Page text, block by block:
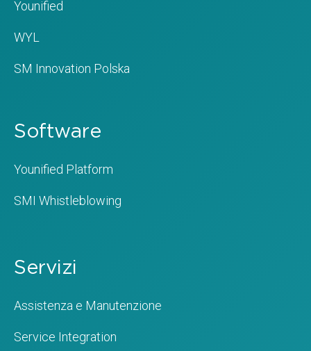
Younified
WYL
SM Innovation Polska
Software
Younified Platform
SMI Whistleblowing
Servizi
Assistenza e Manutenzione
Service Integration